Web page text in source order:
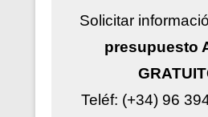
Solicitar
presupuesto
Teléf: (+34) 96